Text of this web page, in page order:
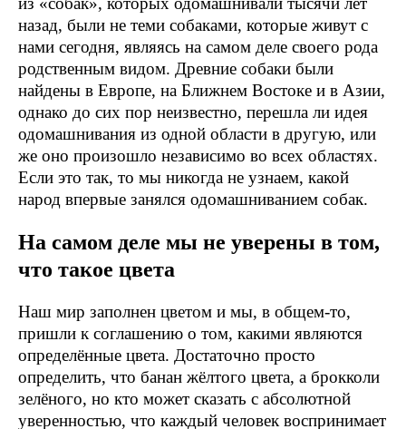
назад, были не теми собаками, которые живут с
нами сегодня, являясь на самом деле своего рода
родственным видом. Древние собаки были
найдены в Европе, на Ближнем Востоке и в Азии,
однако до сих пор неизвестно, перешла ли идея
одомашнивания из одной области в другую, или
же оно произошло независимо во всех областях.
Если это так, то мы никогда не узнаем, какой
народ впервые занялся одомашниванием собак.
На самом деле мы не уверены в том,
что такое цвета
Наш мир заполнен цветом и мы, в общем-то,
пришли к соглашению о том, какими являются
определённые цвета. Достаточно просто
определить, что банан жёлтого цвета, а брокколи
зелёного, но кто может сказать с абсолютной
уверенностью, что каждый человек воспринимает